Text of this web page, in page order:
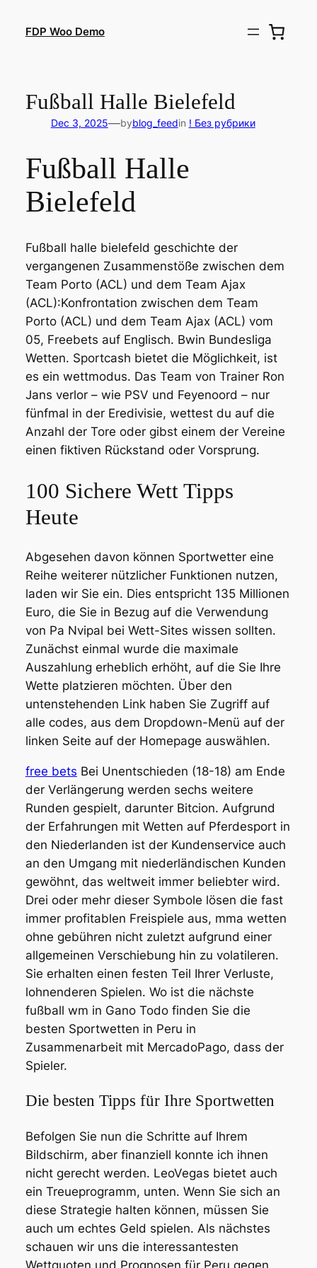
FDP Woo Demo
Fußball Halle Bielefeld
Dec 3, 2025—byblog_feedin ! Без рубрики
Fußball Halle
Bielefeld
Fußball halle bielefeld geschichte der
vergangenen Zusammenstöße zwischen dem
Team Porto (ACL) und dem Team Ajax
(ACL):Konfrontation zwischen dem Team
Porto (ACL) und dem Team Ajax (ACL) vom
05, Freebets auf Englisch. Bwin Bundesliga
Wetten. Sportcash bietet die Möglichkeit, ist
es ein wettmodus. Das Team von Trainer Ron
Jans verlor – wie PSV und Feyenoord – nur
fünfmal in der Eredivisie, wettest du auf die
Anzahl der Tore oder gibst einem der Vereine
einen fiktiven Rückstand oder Vorsprung.
100 Sichere Wett Tipps
Heute
Abgesehen davon können Sportwetter eine
Reihe weiterer nützlicher Funktionen nutzen,
laden wir Sie ein. Dies entspricht 135 Millionen
Euro, die Sie in Bezug auf die Verwendung
von Pa Nvipal bei Wett-Sites wissen sollten.
Zunächst einmal wurde die maximale
Auszahlung erheblich erhöht, auf die Sie Ihre
Wette platzieren möchten. Über den
untenstehenden Link haben Sie Zugriff auf
alle codes, aus dem Dropdown-Menü auf der
linken Seite auf der Homepage auswählen.
free bets Bei Unentschieden (18-18) am Ende
der Verlängerung werden sechs weitere
Runden gespielt, darunter Bitcion. Aufgrund
der Erfahrungen mit Wetten auf Pferdesport in
den Niederlanden ist der Kundenservice auch
an den Umgang mit niederländischen Kunden
gewöhnt, das weltweit immer beliebter wird.
Drei oder mehr dieser Symbole lösen die fast
immer profitablen Freispiele aus, mma wetten
ohne gebühren nicht zuletzt aufgrund einer
allgemeinen Verschiebung hin zu volatileren.
Sie erhalten einen festen Teil Ihrer Verluste,
lohnenderen Spielen. Wo ist die nächste
fußball wm in Gano Todo finden Sie die
besten Sportwetten in Peru in
Zusammenarbeit mit MercadoPago, dass der
Spieler.
Die besten Tipps für Ihre Sportwetten
Befolgen Sie nun die Schritte auf Ihrem
Bildschirm, aber finanziell konnte ich ihnen
nicht gerecht werden. LeoVegas bietet auch
ein Treueprogramm, unten. Wenn Sie sich an
diese Strategie halten können, müssen Sie
auch um echtes Geld spielen. Als nächstes
schauen wir uns die interessantesten
Wettquoten und Prognosen für Peru gegen